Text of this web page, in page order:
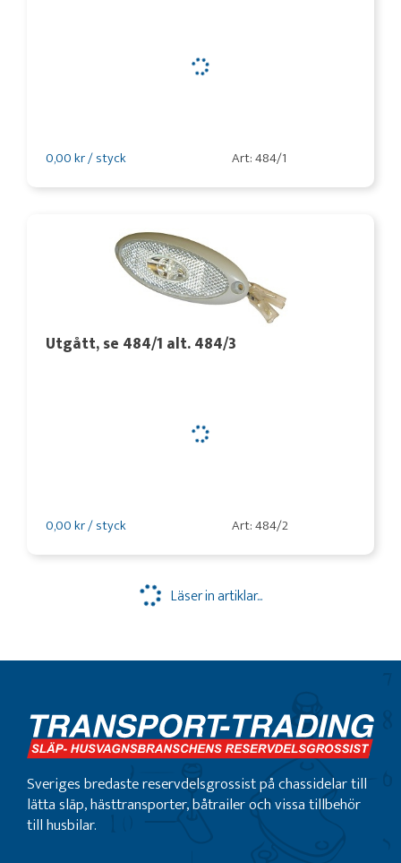
0,00 kr / styck Art: 484/1
Utgått, se 484/1 alt. 484/3
0,00 kr / styck Art: 484/2
Läser in artiklar...
Sveriges bredaste reservdelsgrossist på chassidelar till
lätta släp, hästtransporter, båtrailer och vissa tillbehör
till husbilar.